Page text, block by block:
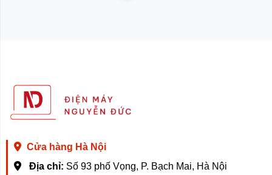
Cửa hàng Hà Nội
Địa chỉ: Số 93 phố Vọng, P. Bạch Mai, Hà Nội